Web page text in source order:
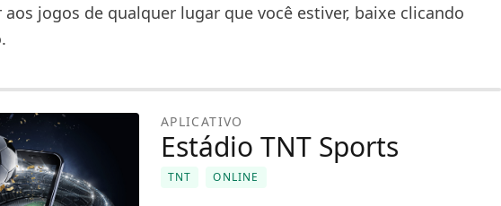
jogos de qualquer lugar que você estiver, baixe clicando
APLICATIVO
Estádio TNT Sports
TNT ONLINE